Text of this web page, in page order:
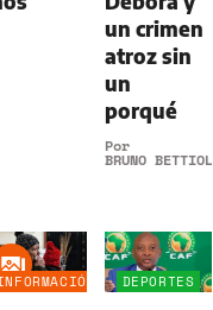
un crimen
atroz sin
un
porqué
Por
BRUNO BETTIOL
DEPORTES